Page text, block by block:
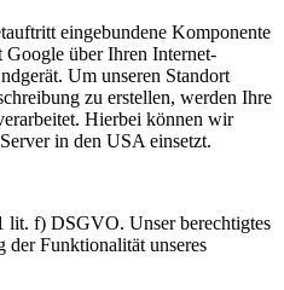
eingebundene Komponente
über Ihren Internet-
Um unseren Standort
zu erstellen, werden Ihre
Hierbei können wir
in den USA einsetzt.
lit. f) DSGVO. Unser berechtigtes
der Funktionalität unseres